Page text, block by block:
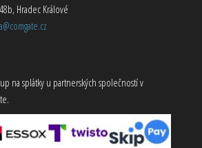
Hradec Králové
na splátky u partnerských společností v